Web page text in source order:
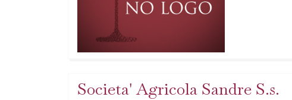
Societa' Agricola Sandre S.s.